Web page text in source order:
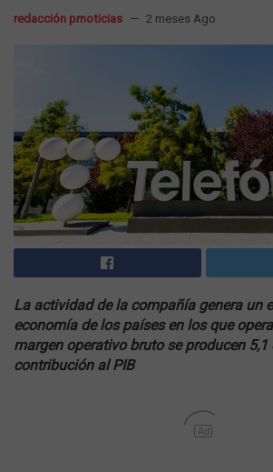
redacción prnoticias 2 meses Ago
La actividad de la compañía genera un
economía de los países en los que
margen operativo bruto se producen 5,1
contribución al PIB
Ad